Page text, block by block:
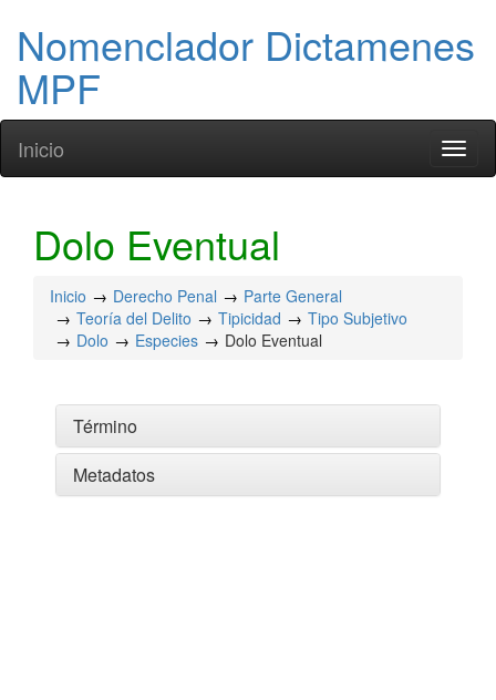
Nomenclador Dictamenes
MPF
Inicio
Dolo Eventual
Inicio Derecho Penal
Parte General
Teoría del Delito
Tipicidad
Tipo Subjetivo
Dolo
Especies Dolo Eventual
Término
Metadatos